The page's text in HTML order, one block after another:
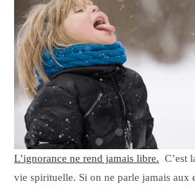
L’ignorance ne rend jamais libre. C’est
vie spirituelle. Si on ne parle jamais aux